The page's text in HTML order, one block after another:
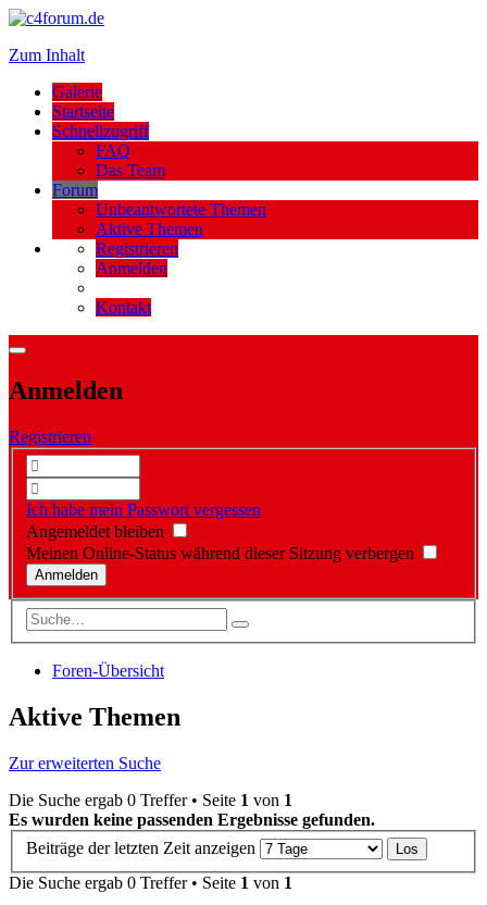
Zum Inhalt
Galerie
Startseite
Schnellzugriff
FAQ
Das Team
Forum
Unbeantwortete Themen
Aktive Themen
Registrieren
Anmelden
Kontakt
Anmelden
Registrieren
Ich habe mein Passwort vergessen
Angemeldet bleiben
Meinen Online-Status während dieser Sitzung verbergen
Foren-Übersicht
Aktive Themen
Zur erweiterten Suche
Die Suche ergab 0 Treffer • Seite 1 von 1
Es wurden keine passenden Ergebnisse gefunden.
Beiträge der letzten Zeit anzeigen
Die Suche ergab 0 Treffer • Seite 1 von 1